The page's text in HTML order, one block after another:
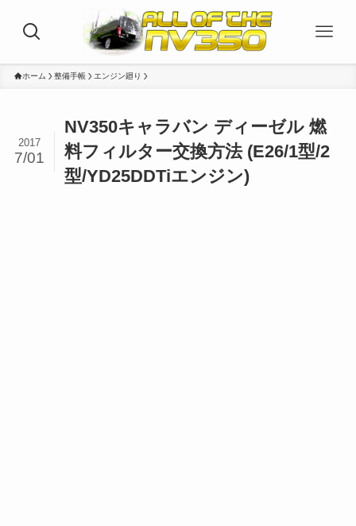
ホーム 整備手帳 エンジン廻り
NV350キャラバン ディーゼル 燃
料フィルター交換方法 (E26/1型/2
型/YD25DDTiエンジン)
2017
7/01